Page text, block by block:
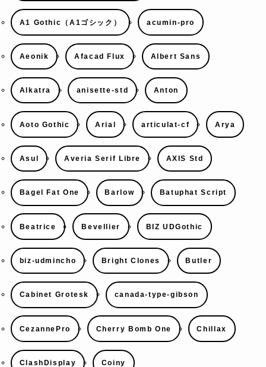
A1 Gothic（A1ゴシック） acumin-pro
Aeonik Afacad Flux Albert Sans
Alkatra anisette-std Anton
Aoto Gothic Arial articulat-cf Arya
Asul Averia Serif Libre AXIS Std
Bagel Fat One Barlow Batuphat Script
Beatrice Bevellier BIZ UDGothic
biz-udmincho Bright Clones Butler
Cabinet Grotesk canada-type-gibson
CezannePro Cherry Bomb One Chillax
ClashDisplay Coiny